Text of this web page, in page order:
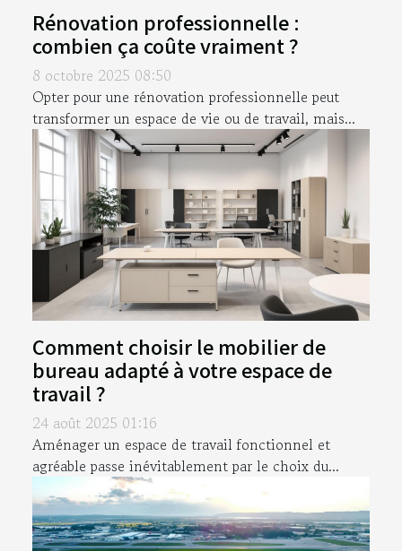
Rénovation professionnelle :
combien ça coûte vraiment ?
8 octobre 2025 08:50
Opter pour une rénovation professionnelle peut
transformer un espace de vie ou de travail, mais...
Comment choisir le mobilier de
bureau adapté à votre espace de
travail ?
24 août 2025 01:16
Aménager un espace de travail fonctionnel et
agréable passe inévitablement par le choix du...